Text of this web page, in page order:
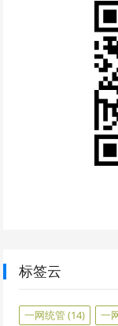
标签云
一网统管(14) 一